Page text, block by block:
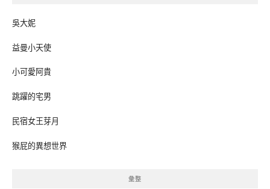
吳大妮
益曼小天使
小可愛阿貴
跳躍的宅男
民宿女王芽月
猴屁的異想世界
彙整